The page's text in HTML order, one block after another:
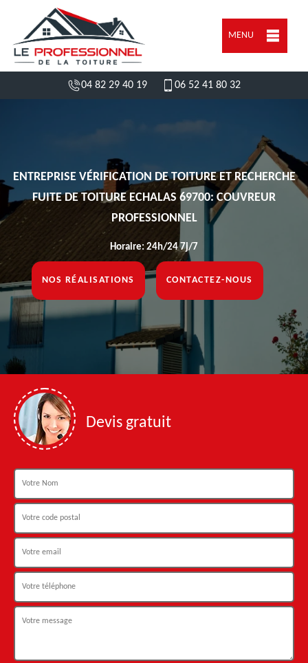
MENU
04 82 29 40 19 06 52 41 80 32
ENTREPRISE VÉRIFICATION DE TOITURE ET RECHERCHE
FUITE DE TOITURE ECHALAS 69700: COUVREUR
PROFESSIONNEL
Horaire: 24h/24 7j/7
NOS RÉALISATIONS CONTACTEZ-NOUS
Devis gratuit